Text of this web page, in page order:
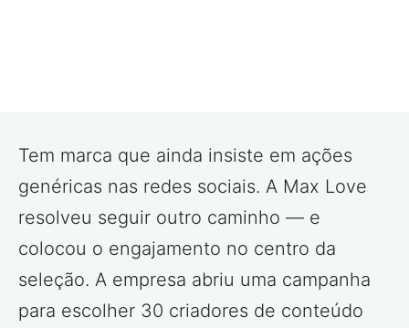
Tem marca que ainda insiste em ações
genéricas nas redes sociais. A Max Love
resolveu seguir outro caminho — e
colocou o engajamento no centro da
seleção. A empresa abriu uma campanha
para escolher 30 criadores de conteúdo